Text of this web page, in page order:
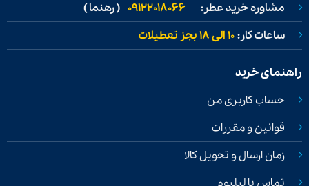
مشاوره خرید عطر: 09122018066 ( رهنما )
ساعات کار:۱۰ الی ۱۸ بجز تعطیلات
راهنمای خرید
حساب کاربری من
قوانین و مقررات
زمان ارسال و تحویل کالا